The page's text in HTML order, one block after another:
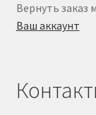
Вернуть заказ
Ваш аккаунт